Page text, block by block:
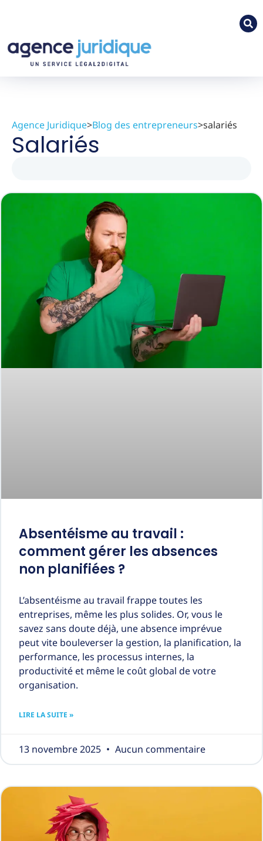
Agence Juridique>Blog des entrepreneurs>salariés
Salariés
Absentéisme au travail :
comment gérer les absences
non planifiées ?
L’absentéisme au travail frappe toutes les
entreprises, même les plus solides. Or, vous le
savez sans doute déjà, une absence imprévue
peut vite bouleverser la gestion, la planification, la
performance, les processus internes, la
productivité et même le coût global de votre
organisation.
LIRE LA SUITE »
13 novembre 2025 Aucun commentaire